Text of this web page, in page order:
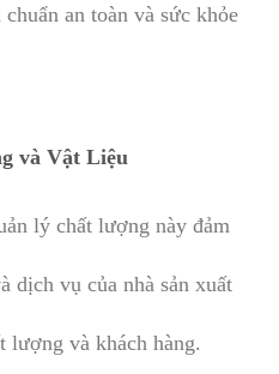
an toàn và sức khỏe
và Vật Liệu
lý chất lượng này đảm
dịch vụ của nhà sản xuất
lượng và khách hàng.